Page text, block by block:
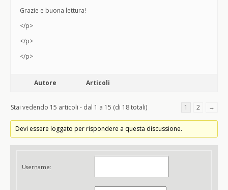
Grazie e buona lettura!
</p>
</p>
</p>
Autore Articoli
Stai vedendo 15 articoli - dal 1 a 15 (di 18 totali) 1 2 →
Devi essere loggato per rispondere a questa discussione.
Username: